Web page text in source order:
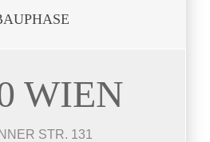
WIEN
STR. 131
STR.
32 – 78 m²